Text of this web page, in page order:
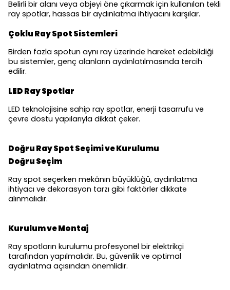
Belirli bir alanı veya objeyi öne çıkarmak için kullanılan tekli
ray spotlar, hassas bir aydınlatma ihtiyacını karşılar.
Çoklu Ray Spot Sistemleri
Birden fazla spotun aynı ray üzerinde hareket edebildiği
bu sistemler, genç alanların aydınlatılmasında tercih
edilir.
LED Ray Spotlar
LED teknolojisine sahip ray spotlar, enerji tasarrufu ve
çevre dostu yapılarıyla dikkat çeker.
Doğru Ray Spot Seçimi ve Kurulumu
Doğru Seçim
Ray spot seçerken mekânın büyüklüğü, aydınlatma
ihtiyacı ve dekorasyon tarzı gibi faktörler dikkate
alınmalıdır.
Kurulum ve Montaj
Ray spotların kurulumu profesyonel bir elektrikçi
tarafından yapılmalıdır. Bu, güvenlik ve optimal
aydınlatma açısından önemlidir.